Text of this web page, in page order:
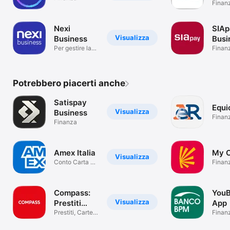
Visualizza
Nexi
Business
Per gestire la
Potrebbero piacerti anche
Visualizza
Satispay
Business
Finanza
Visualizza
Amex Italia
Conto Carta e
Visualizza
Compass:
Prestiti
Online
Prestiti, Carte e
My
App